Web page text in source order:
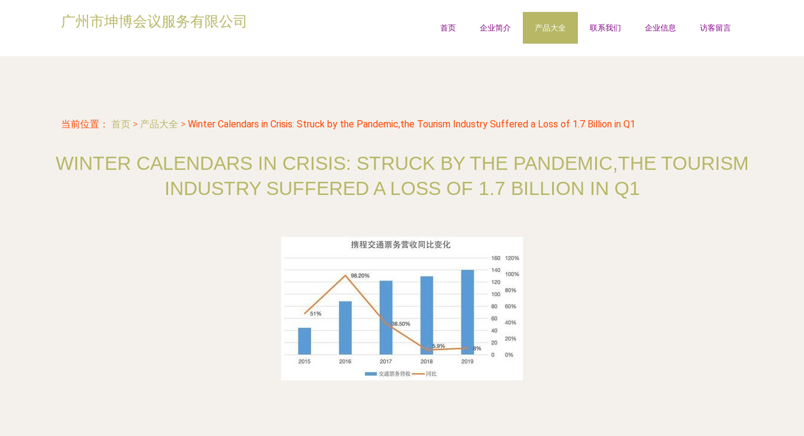
广州市坤博会议服务有限公司 首页 企业简介 产品大全 联系我们 企业信息 访客留言
当前位置： 首页 > 产品大全 > Winter Calendars in Crisis: Struck by the Pandemic,the Tourism Industry Suffered a Loss of 1.7 Billion in Q1
WINTER CALENDARS IN CRISIS: STRUCK BY THE PANDEMIC,THE TOURISM
INDUSTRY SUFFERED A LOSS OF 1.7 BILLION IN Q1